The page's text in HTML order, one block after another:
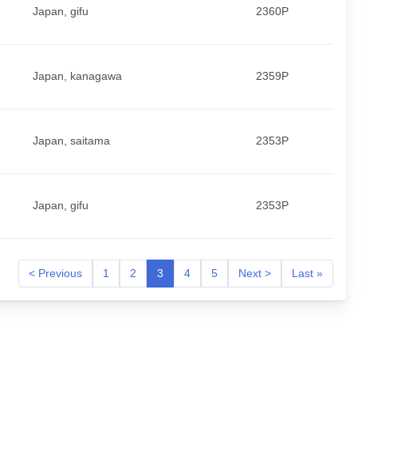
Japan, gifu 2360P
Japan, kanagawa 2359P
Japan, saitama 2353P
Japan, gifu 2353P
< Previous 1 2 3 4 5 Next > Last »